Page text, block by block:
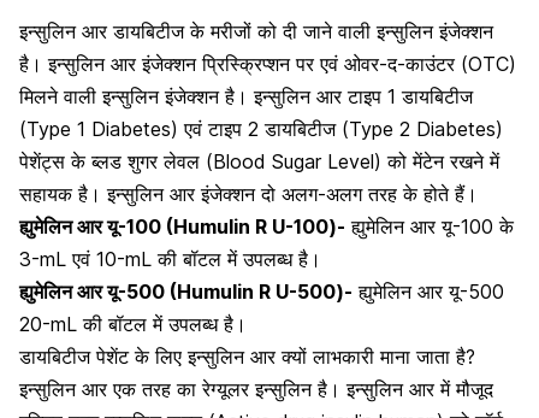
इन्सुलिन आर डायबिटीज के मरीजों को दी जाने वाली इन्सुलिन इंजेक्शन
है। इन्सुलिन आर इंजेक्शन प्रिस्क्रिप्शन पर एवं ओवर-द-काउंटर (OTC)
मिलने वाली इन्सुलिन इंजेक्शन है। इन्सुलिन आरटाइप 1 डायबिटीज
(Type 1 Diabetes) एवंटाइप 2 डायबिटीज(Type 2 Diabetes)
पेशेंट्स के ब्लड शुगर लेवल (Blood Sugar Level) को मेंटेन रखने में
सहायक है। इन्सुलिन आर इंजेक्शन दो अलग-अलग तरह के होते हैं।
ह्युमेलिन आर यू-100 (Humulin R U-100)- ह्युमेलिन आर यू-100 के
3-mL एवं 10-mL की बॉटल में उपलब्ध है।
ह्युमेलिन आर यू-500 (Humulin R U-500)- ह्युमेलिन आर यू-500
20-mL की बॉटल में उपलब्ध है।
डायबिटीज पेशेंट के लिए इन्सुलिन आर क्यों लाभकारी माना जाता है?
इन्सुलिन आर एक तरह का रेग्यूलर इन्सुलिन है। इन्सुलिन आर में मौजूद